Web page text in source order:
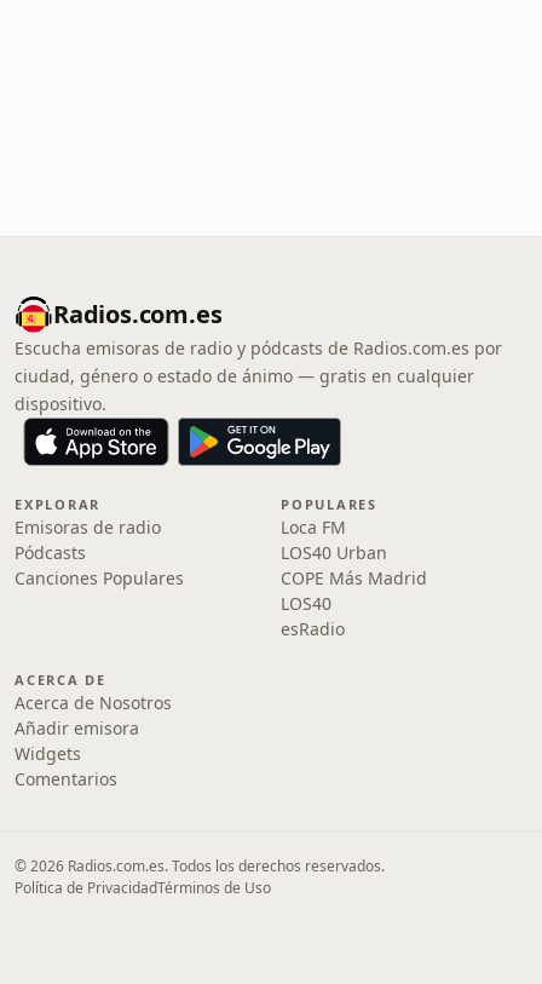
Radios.com.es
Escucha emisoras de radio y pódcasts de Radios.com.es por
ciudad, género o estado de ánimo — gratis en cualquier
dispositivo.
EXPLORAR
Emisoras de radio
Pódcasts
Canciones Populares
POPULARES
Loca FM
LOS40 Urban
COPE Más Madrid
LOS40
esRadio
ACERCA DE
Acerca de Nosotros
Añadir emisora
Widgets
Comentarios
© 2026 Radios.com.es. Todos los derechos reservados.
Política de PrivacidadTérminos de Uso